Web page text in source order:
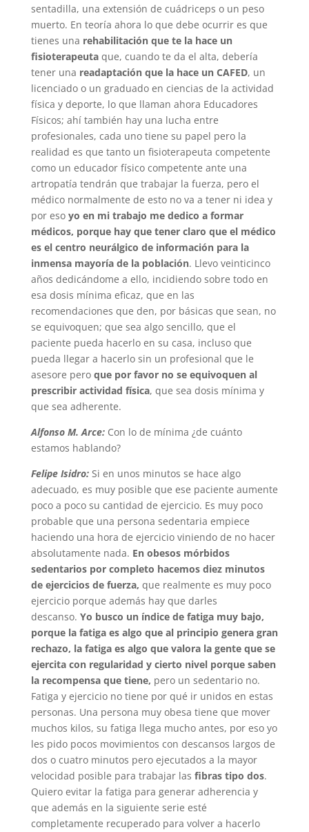
sentadilla, una extensión de cuádriceps o un peso
muerto. En teoría ahora lo que debe ocurrir es que
tienes una rehabilitación que te la hace un
fisioterapeutaque, cuando te da el alta, debería
tener una readaptación que la hace un CAFED, un
licenciado o un graduado en ciencias de la actividad
física y deporte, lo que llaman ahora Educadores
Físicos; ahí también hay una lucha entre
profesionales, cada uno tiene su papel pero la
realidad es que tanto un fisioterapeuta competente
como un educador físico competente ante una
artropatía tendrán que trabajar la fuerza, pero el
médico normalmente de esto no va a tener ni idea y
por eso yo en mi trabajo me dedico a formar
médicos, porque hay que tener claro que el médico
es el centro neurálgico de información para la
inmensa mayoría de la población. Llevo veinticinco
años dedicándome a ello, incidiendo sobre todo en
esa dosis mínima eficaz, que en las
recomendaciones que den, por básicas que sean, no
se equivoquen; que sea algo sencillo, que el
paciente pueda hacerlo en su casa, incluso que
pueda llegar a hacerlo sin un profesional que le
asesore pero que por favor no se equivoquen al
prescribir actividad física, que sea dosis mínima y
que sea adherente.
Alfonso M. Arce: Con lo de mínima ¿de cuánto
estamos hablando?
Felipe Isidro:Si en unos minutos se hace algo
adecuado, es muy posible que ese paciente aumente
poco a poco su cantidad de ejercicio. Es muy poco
probable que una persona sedentaria empiece
haciendo una hora de ejercicio viniendo de no hacer
absolutamente nada. En obesos mórbidos
sedentarios por completo hacemos diez minutos
de ejercicios de fuerza, que realmente es muy poco
ejercicio porque además hay que darles
descanso. Yo busco un índice de fatiga muy bajo,
porque la fatiga es algo que al principio genera gran
rechazo, la fatiga es algo que valora la gente que se
ejercita con regularidad y cierto nivel porque saben
la recompensa que tiene, pero un sedentario no.
Fatiga y ejercicio no tiene por qué ir unidos en estas
personas. Una persona muy obesa tiene que mover
muchos kilos, su fatiga llega mucho antes, por eso yo
les pido pocos movimientos con descansos largos de
dos o cuatro minutos pero ejecutados a la mayor
velocidad posible para trabajar las fibras tipo dos.
Quiero evitar la fatiga para generar adherencia y
que además en la siguiente serie esté
completamente recuperado para volver a hacerlo